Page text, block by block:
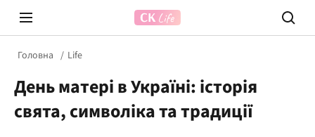
Головна Life
День матері в Україні: історія
свята, символіка та традиції